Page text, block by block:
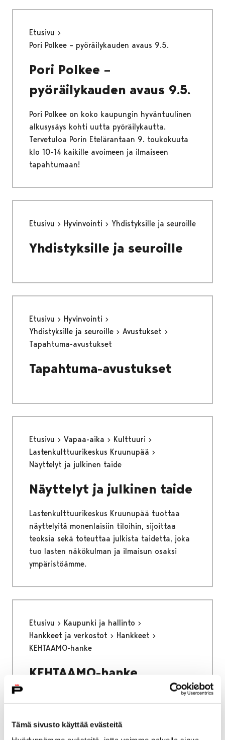
Tämä sivusto käyttää evästeitä
Etusivu
Pori Polkee – pyöräilykauden avaus 9.5.
Pori Polkee –
pyöräilykauden avaus 9.5.
Pori Polkee on koko kaupungin hyväntuulinen
alkusysäys kohti uutta pyöräilykautta.
Tervetuloa Porin Etelärantaan 9. toukokuuta
klo 10-14 kaikille avoimeen ja ilmaiseen
tapahtumaan!
Etusivu Hyvinvointi Yhdistyksille ja seuroille
Yhdistyksille ja seuroille
Etusivu
Hyvinvointi
Yhdistyksille ja seuroille
Avustukset
Tapahtuma-avustukset
Tapahtuma-avustukset
Etusivu Vapaa-aika
Kulttuuri
Lastenkulttuurikeskus Kruunupää
Näyttelyt ja julkinen taide
Näyttelyt ja julkinen taide
Lastenkulttuurikeskus Kruunupää tuottaa
näyttelyitä monenlaisiin tiloihin, sijoittaa
teoksia sekä toteuttaa julkista taidetta, joka
tuo lasten näkökulman ja ilmaisun osaksi
ympäristöämme.
Etusivu
Kaupunki ja hallinto
Hankkeet ja verkostot
Hankkeet
KEHTAAMO-hanke
KEHTAAMO-hanke
Katuväkivallan ehkäisyä turvallisten aikuisten